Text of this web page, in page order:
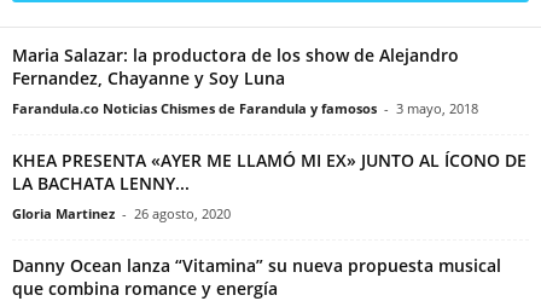
Maria Salazar: la productora de los show de Alejandro
Fernandez, Chayanne y Soy Luna
Farandula.co Noticias Chismes de Farandula y famosos - 3 mayo, 2018
KHEA PRESENTA «AYER ME LLAMÓ MI EX» JUNTO AL ÍCONO DE
LA BACHATA LENNY...
Gloria Martinez - 26 agosto, 2020
Danny Ocean lanza “Vitamina” su nueva propuesta musical
que combina romance y energía